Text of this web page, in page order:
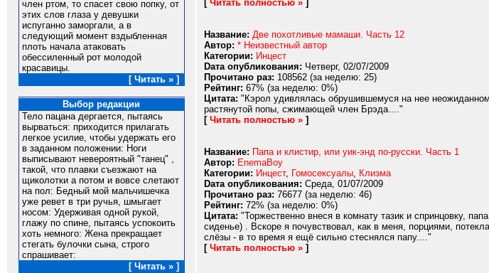
член ртом, то спасет свою попку, от
этих слов глаза у девушки
испуганно заморгали, а в
следующий момент вздыбленная
плоть начала атаковать
обессиленный рот молодой
красавицы.
[ Читать » ]
Выбор редакции
Тело пацана дергается, пытаясь
вырваться: приходится прилагать
легкое усилие, чтобы удержать его
в заданном положении: Ноги
выписывают невероятный "танец" ,
такой, что плавки съезжают на
щиколотки а потом и вовсе слетают
на пол: Бедный мой мальчишечка
уже ревет в три ручья, шмыгает
носом: Удерживая одной рукой,
глажу по спине, пытаясь успокоить
хоть немного: Жена прекращает
стегать булочки сына, строго
спрашивает:
[ Читать » ]
[ Читать полностью » ]
Название: Две похотливые мамаши. Часть 12
Автор: * Неизвестный автор
Категории: Инцест
Dата опубликования: Четверг, 02/07/2009
Прочитано раз: 108562 (за неделю: 25)
Рейтинг: 67% (за неделю: 0%)
Цитата: "Кэрол удивлялась обрушившемуся на нее
растянутой попы, сжимающей член Брэда...."
[ Читать полностью » ]
Название: Папа и клистир, или уик-энд по-русски. Часть 1
Автор: EnemaBoy
Категории: Инцест, Гомосексуалы, Клизма
Dата опубликования: Среда, 01/07/2009
Прочитано раз: 76677 (за неделю: 46)
Рейтинг: 72% (за неделю: 0%)
Цитата: "Торжественно внеся в комнату тазик и спринцовку,
сиденье) . Вскоре я почувствовал, как в меня, порциями,
слёзы - в то время я ещё сильно стеснялся папу...."
[ Читать полностью » ]